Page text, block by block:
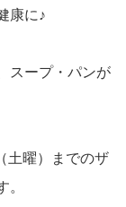
康に♪
スープ・パンが
土曜）までのザ
。